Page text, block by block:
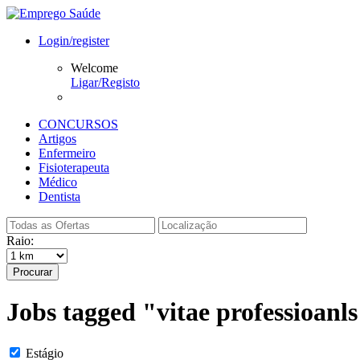
Login/register
Welcome
Ligar/Registo
CONCURSOS
Artigos
Enfermeiro
Fisioterapeuta
Médico
Dentista
Raio:
Procurar
Jobs tagged "vitae
Estágio